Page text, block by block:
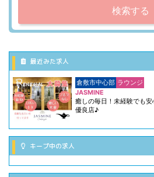
検索する
最近みた求人
倉敷市中心部 ラウンジ
JASMINE
癒しの毎日！未経験でも
優良店♪
キープ中の求人